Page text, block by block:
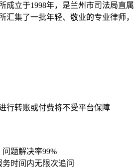
成立于1998年，是兰州市司法局直属
汇集了一批年轻、敬业的专业律师，
行转账或付费将不受平台保障
题解决率99%
时间内无限次追问